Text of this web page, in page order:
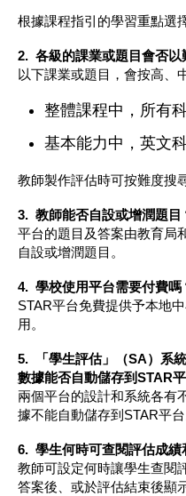
根據課程指引的學習重點選
2. 各級的課業或題目會否以
以下課業或題目，會按高、
整體課程中，所有
基本能力中，英文
教師製作評估時可按難度搜
3. 教師能否自設或增潤題目
平台的題目及答案由教育局
自設或增潤題目。
4. 學校使用平台需要付費嗎
STAR平台免費提供予本地
用。
5.
「學生評估」（SA）系
數據能否自動儲存到STAR
兩個平台的設計和系統各有
據不能自動儲存到STAR平台
6. 學生何時可查閱評估成績
教師可設定何時讓學生查閱
答案後、或於評估結束後顯